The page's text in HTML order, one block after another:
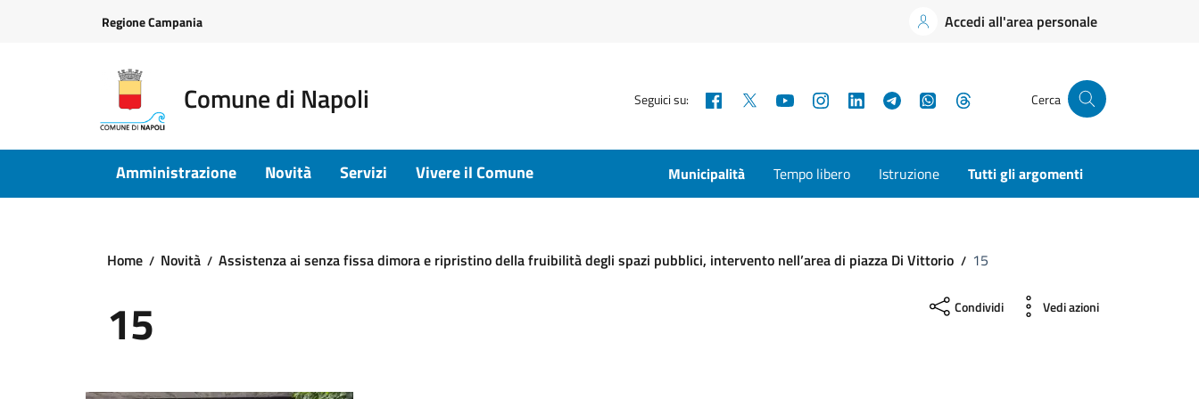
Regione Campania Accedi all'area personale
Comune di Napoli Seguici su: Facebook YouTubeInstagramLinkedInTelegramWhatsApp Cerca
Amministrazione Novità Servizi Vivere il Comune Municipalità Tempo libero Istruzione Tutti gli argomenti
Home Novità Assistenza ai senza fissa dimora e ripristino della fruibilità degli spazi pubblici, intervento nell’area di piazza Di Vittorio 15
15 Condividi Vedi azioni